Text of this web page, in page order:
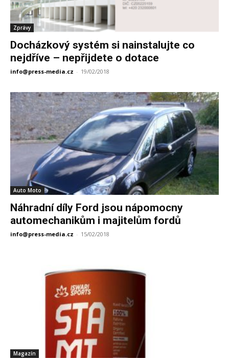
Zprávy
Docházkový systém si nainstalujte co
nejdříve – nepřijdete o dotace
info@press-media.cz - 19/02/2018
Auto Moto
Náhradní díly Ford jsou nápomocny
automechanikům i majitelům fordů
info@press-media.cz - 15/02/2018
Magazín